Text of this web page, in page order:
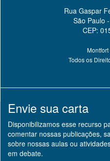
Rua Gaspar
São Paulo
CEP:
Todos os
Envie sua carta
Disponibilizamos esse recurso
comentar nossas publicações,
sobre nossas aulas ou
em debate.